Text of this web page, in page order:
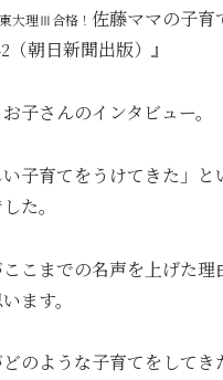
大理Ⅲ合格！ 佐藤ママの子
（朝日新聞出版）』
子さんのインタビュー。
い子育てをうけてきた」
た。
こまでの名声を上げた理
ます。
のような子育てをしてき